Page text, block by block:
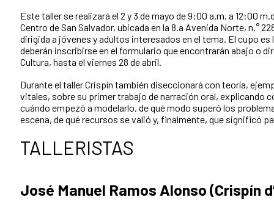
Este taller se realizará el 2 y 3 de mayo de 9:00 a.m. a 12:00
Centro de San Salvador, ubicada en la 8.a Avenida Norte, n.°
dirigida a jóvenes y adultos interesados en el tema. El cupo
deberán inscribirse en el formulario que encontrarán abajo o
Cultura, hasta el viernes 28 de abril.
Durante el taller Crispín también diseccionará con teoría,
vitales, sobre su primer trabajo de narración oral, explicando
cuándo empezó a modelarlo, de qué modo superó los
escena, de qué recursos se valió y, finalmente, que significó
TALLERISTAS
José Manuel Ramos Alonso (Crispín